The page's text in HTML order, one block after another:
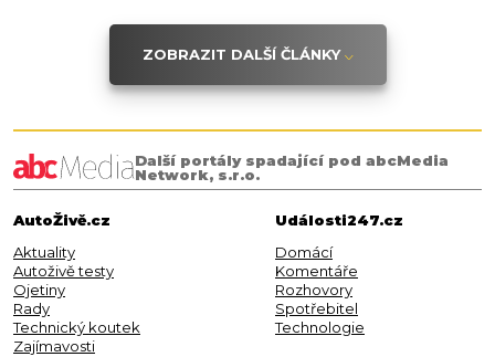
ZOBRAZIT DALŠÍ ČLÁNKY
Další portály spadající pod abcMedia
Network, s.r.o.
AutoŽivě.cz
Aktuality
Autoživě testy
Ojetiny
Rady
Technický koutek
Zajímavosti
Události247.cz
Domácí
Komentáře
Rozhovory
Spotřebitel
Technologie